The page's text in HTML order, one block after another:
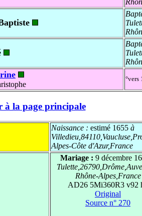
°vers
à la page principale
Naissance : estimé 1655 à
Alpes-Côte d'Azur,France
Mariage : 9 décembre
Rhône-Alpes,France
AD26 5Mi360R3 v92
Original
Source n° 270